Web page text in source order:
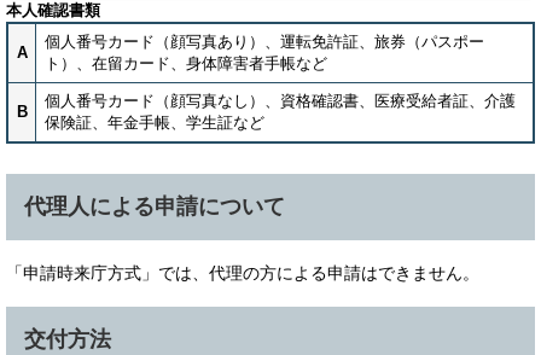
本人確認書類
A
個人番号カード（顔写真あり）、運転免許証、旅券（パスポー
ト）、在留カード、身体障害者手帳など
B
個人番号カード（顔写真なし）、資格確認書、医療受給者証、介護
保険証、年金手帳、学生証など
代理人による申請について
「申請時来庁方式」では、代理の方による申請はできません。
交付方法